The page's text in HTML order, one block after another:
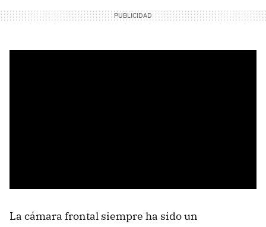
La cámara frontal siempre ha sido un